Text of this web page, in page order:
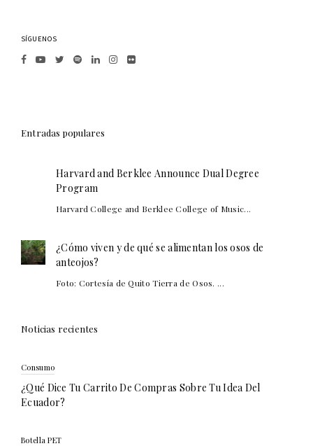
SÍGUENOS
Entradas populares
Harvard and Berklee Announce Dual Degree
Program
Harvard College and Berklee College of Music...
¿Cómo viven y de qué se alimentan los osos de
anteojos?
Foto: Cortesía de Quito Tierra de Osos. ...
Noticias recientes
Consumo
¿Qué Dice Tu Carrito De Compras Sobre Tu Idea Del
Ecuador?
Botella PET